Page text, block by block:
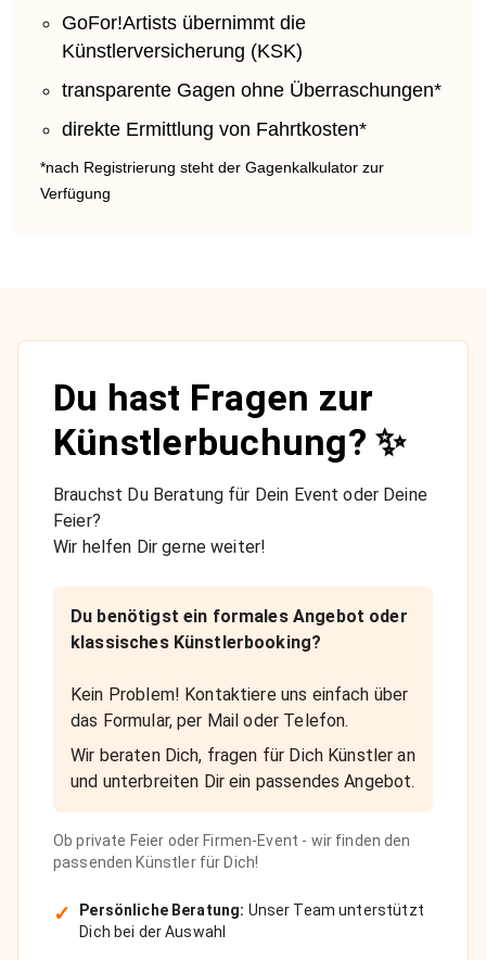
GoFor!Artists übernimmt die
Künstlerversicherung (KSK)
transparente Gagen ohne Überraschungen*
direkte Ermittlung von Fahrtkosten*
*nach Registrierung steht der Gagenkalkulator zur
Verfügung
Du hast Fragen zur
Künstlerbuchung? ✨
Brauchst Du Beratung für Dein Event oder Deine
Feier?
Wir helfen Dir gerne weiter!
Du benötigst ein formales Angebot oder
klassisches Künstlerbooking?
Kein Problem! Kontaktiere uns einfach über
das Formular, per Mail oder Telefon.
Wir beraten Dich, fragen für Dich Künstler an
und unterbreiten Dir ein passendes Angebot.
Ob private Feier oder Firmen-Event - wir finden den
passenden Künstler für Dich!
✓ Persönliche Beratung: Unser Team unterstützt
Dich bei der Auswahl